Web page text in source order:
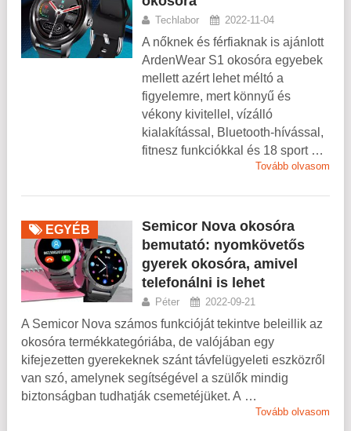
Techlabor 2022-11-04
A nőknek és férfiaknak is ajánlott
ArdenWear S1 okosóra egyebek
mellett azért lehet méltó a
figyelemre, mert könnyű és
vékony kivitellel, vízálló
kialakítással, Bluetooth-hívással,
fitnesz funkciókkal és 18 sport …
Tovább olvasom
EGYÉB
Semicor Nova okosóra
bemutató: nyomkövetős
gyerek okosóra, amivel
telefonálni is lehet
Péter 2022-09-21
A Semicor Nova számos funkcióját tekintve beleillik az
okosóra termékkategóriába, de valójában egy
kifejezetten gyerekeknek szánt távfelügyeleti eszközről
van szó, amelynek segítségével a szülők mindig
biztonságban tudhatják csemetéjüket. A …
Tovább olvasom